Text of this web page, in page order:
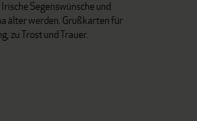
Segenswünsche und
älter werden. Grußkarten für
zu Trost und Trauer.